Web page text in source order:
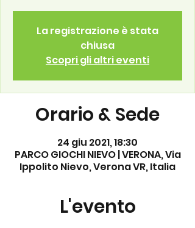
La registrazione è stata
chiusa
Scopri gli altri eventi
Orario & Sede
24 giu 2021, 18:30
PARCO GIOCHI NIEVO | VERONA, Via
Ippolito Nievo, Verona VR, Italia
L'evento